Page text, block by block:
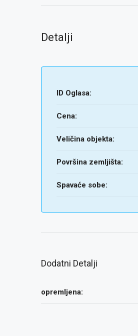
Detalji
ID Oglasa:
Cena:
Veličina objekta:
Površina zemljišta:
Spavaće sobe:
Dodatni Detalji
opremljena: